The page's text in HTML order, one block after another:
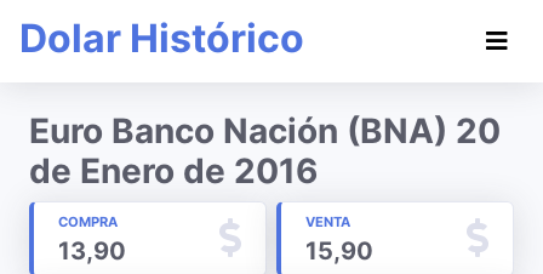
Dolar Histórico
Euro Banco Nación (BNA) 20
de Enero de 2016
COMPRA
13,90
VENTA
15,90